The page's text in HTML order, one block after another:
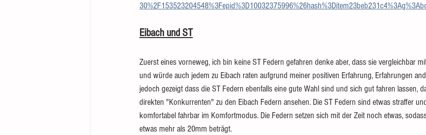
Eibach und ST
Zuerst eines vorneweg, ich bin keine ST Federn gefahren denke aber, dass sie vergleichbar
und würde auch jedem zu Eibach raten aufgrund meiner positiven Erfahrung, Erfahrungen
jedoch gezeigt dass die ST Federn ebenfalls eine gute Wahl sind und sich gut fahren lassen,
direkten "Konkurrenten" zu den Eibach Federn ansehen. Die ST Federn sind etwas straffer
komfortabel fahrbar im Komfortmodus. Die Federn setzen sich mit der Zeit noch etwas,
etwas mehr als 20mm beträgt.